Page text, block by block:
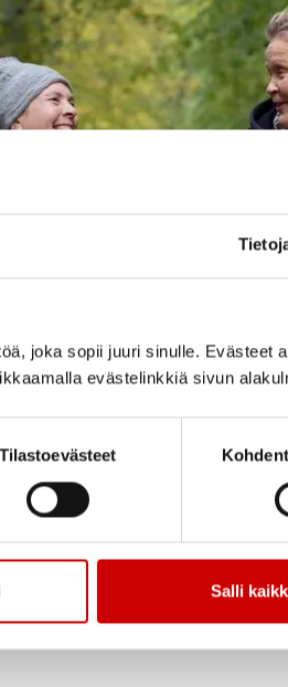
joka sopii juuri sinulle. Evästeet
evästelinkkiä sivun
Tilastoevästeet
Salli